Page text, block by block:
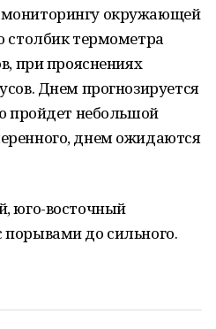
окружающей
столбик термометра
при прояснениях
Днем прогнозируется
пройдет небольшой
днем ожидаются
юго-восточный
до сильного.